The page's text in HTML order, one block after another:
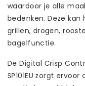
waardoor je alle
bedenken. Deze
grillen, drogen,
bagelfunctie.
De Digital Crisp
SP101EU zorgt